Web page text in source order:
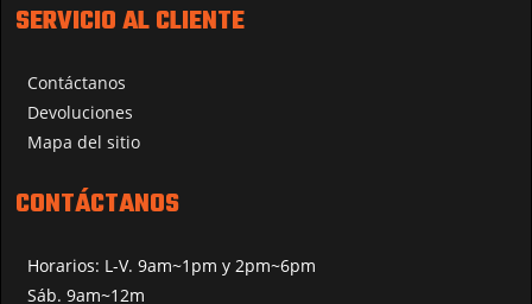
SERVICIO AL CLIENTE
Contáctanos
Devoluciones
Mapa del sitio
CONTÁCTANOS
Horarios: L-V. 9am~1pm y 2pm~6pm
Sáb. 9am~12m